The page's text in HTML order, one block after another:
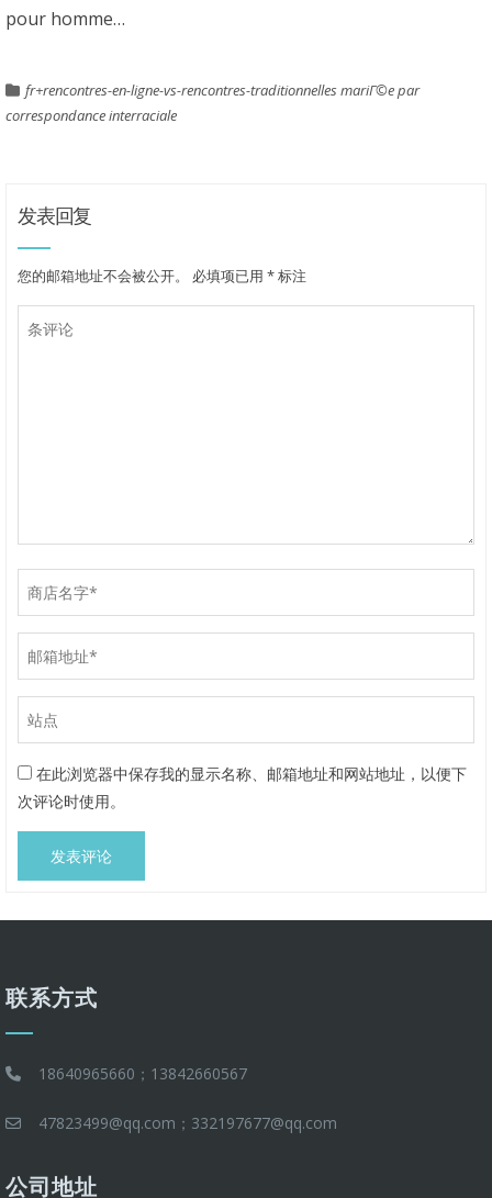
pour homme…
fr+rencontres-en-ligne-vs-rencontres-traditionnelles mariГ©e par
correspondance interraciale
发表回复
您的邮箱地址不会被公开。 必填项已用 *标注
在此浏览器中保存我的显示名称、邮箱地址和网站地址，以便下
次评论时使用。
联系方式
18640965660；13842660567
47823499@qq.com；332197677@qq.com
公司地址